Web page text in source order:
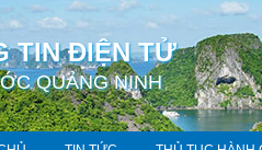
TIN ĐIỆN TỬ
QUẢNG NINH